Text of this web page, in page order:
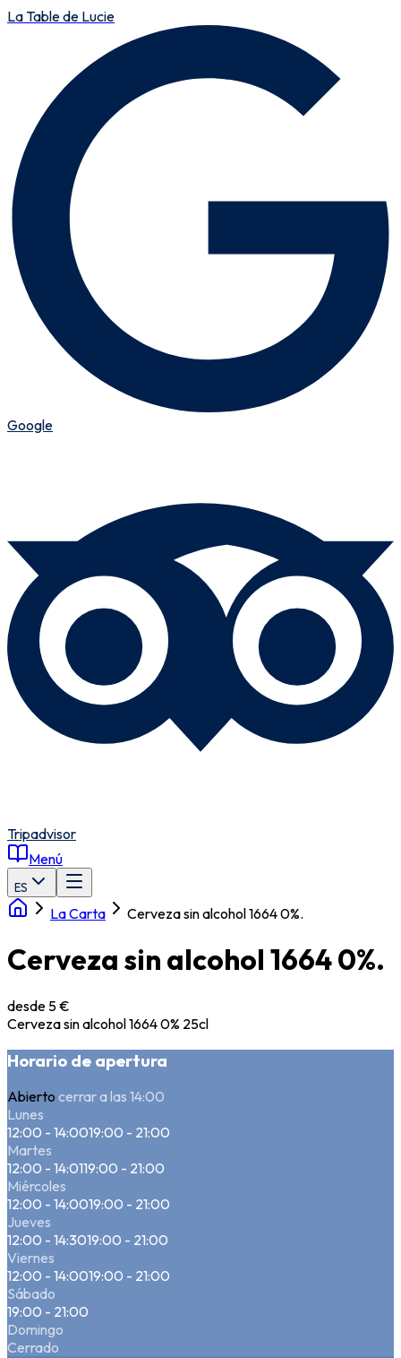
La Table de Lucie
Google
Tripadvisor
Menú
ES
La Carta Cerveza sin alcohol 1664 0%.
Cerveza sin alcohol 1664 0%.
desde 5 €
Cerveza sin alcohol 1664 0% 25cl
Horario de apertura
Abierto cerrar a las 14:00
Lunes
12:00 - 14:0019:00 - 21:00
Martes
12:00 - 14:0119:00 - 21:00
Miércoles
12:00 - 14:0019:00 - 21:00
Jueves
12:00 - 14:3019:00 - 21:00
Viernes
12:00 - 14:0019:00 - 21:00
Sábado
19:00 - 21:00
Domingo
Cerrado